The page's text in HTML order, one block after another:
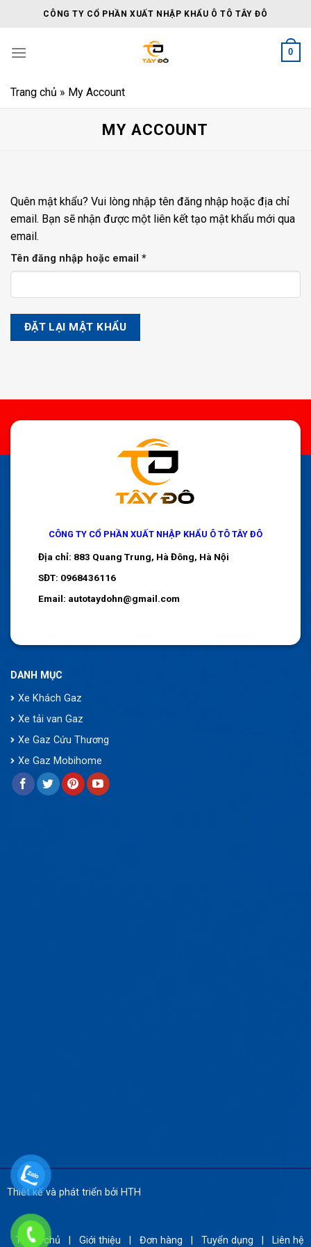
CÔNG TY CỔ PHẦN XUẤT NHẬP KHẨU Ô TÔ TÂY ĐÔ
0
Trang chủ » My Account
MY ACCOUNT
Quên mật khẩu? Vui lòng nhập tên đăng nhập hoặc địa chỉ
email. Bạn sẽ nhận được một liên kết tạo mật khẩu mới qua
email.
Tên đăng nhập hoặc email *Bắt
buộc
ĐẶT LẠI MẬT KHẨU
CÔNG TY CỔ PHẦN XUẤT NHẬP KHẨU Ô TÔ TÂY ĐÔ
Địa chỉ: 883 Quang Trung, Hà Đông, Hà Nội
SĐT: 0968436116
Email: autotaydohn@gmail.com
DANH MỤC
Xe Khách Gaz
Xe tải van Gaz
Xe Gaz Cứu Thương
Xe Gaz Mobihome
Thiết kế và phát triển bởi HTH
Trang chủ | Giới thiệu | Đơn hàng | Tuyển dụng | Liên hệ